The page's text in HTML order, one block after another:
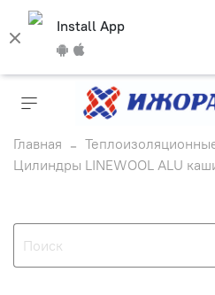
Install App
Главная
Цилиндры LINEWOOL ALU